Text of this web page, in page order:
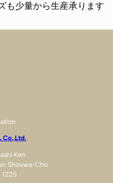
も少量から生産承ります
Co.,Ltd.
Ken
Shouwa-Cho
1225